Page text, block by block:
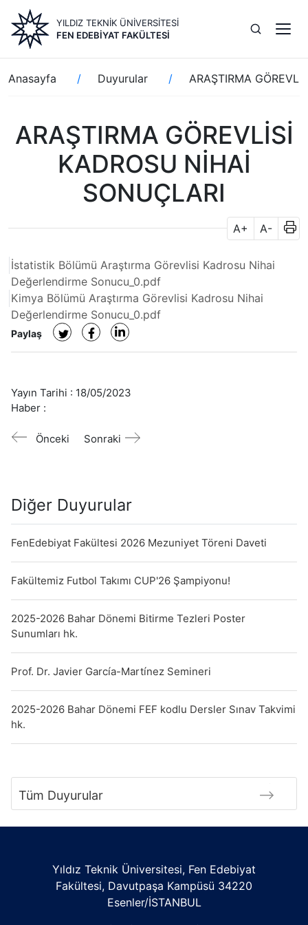
içeriğe
atla
YILDIZ TEKNİK ÜNİVERSİTESİ
FEN EDEBIYAT FAKÜLTESI
Sayfa
yolu
Anasayfa Duyurular ARAŞTIRMA
ARAŞTIRMA GÖREVLİSİ
KADROSU NİHAİ
SONUÇLARI
A+ A-
İstatistik Bölümü Araştırma Görevlisi Kadrosu Nihai
Değerlendirme Sonucu_0.pdf
Kimya Bölümü Araştırma Görevlisi Kadrosu Nihai
Değerlendirme Sonucu_0.pdf
Paylaş
Yayın Tarihi : 18/05/2023
Haber :
Önceki Sonraki
Diğer Duyurular
FenEdebiyat Fakültesi 2026 Mezuniyet Töreni Daveti
Fakültemiz Futbol Takımı CUP'26 Şampiyonu!
2025-2026 Bahar Dönemi Bitirme Tezleri Poster
Sunumları hk.
Prof. Dr. Javier García-Martínez Semineri
2025-2026 Bahar Dönemi FEF kodlu Dersler Sınav Takvimi
hk.
Tüm Duyurular
Yıldız Teknik Üniversitesi, Fen Edebiyat
Fakültesi, Davutpaşa Kampüsü 34220
Esenler/İSTANBUL